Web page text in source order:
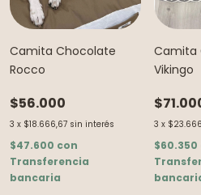
Camita Chocolate
Rocco
$56.000
3 x $18.666,67 sin interés
$47.600 con
Transferencia
bancaria
Camita
Vikingo
3 x
$60.350